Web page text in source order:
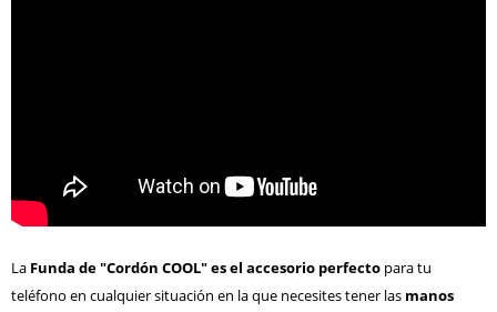
La Funda de "Cordón COOL" es el accesorio perfecto para tu
teléfono en cualquier situación en la que necesites tener las manos